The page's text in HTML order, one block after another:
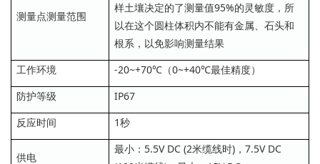
测量点测量范围
样土壤决定的了测量值95%的灵敏度，所
以在这个圆柱体积内不能有金属、石头和
根系，以免影响测量结果
工作环境
-20~+70℃（0~+40℃最佳精度）
防护等级
IP67
反应时间
1秒
供电
最小：5.5V DC (2米缆线时)，7.5V DC